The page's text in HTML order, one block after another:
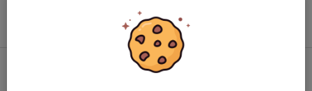
Värmdö IF (A) - Hässelby SK IBK HJ1